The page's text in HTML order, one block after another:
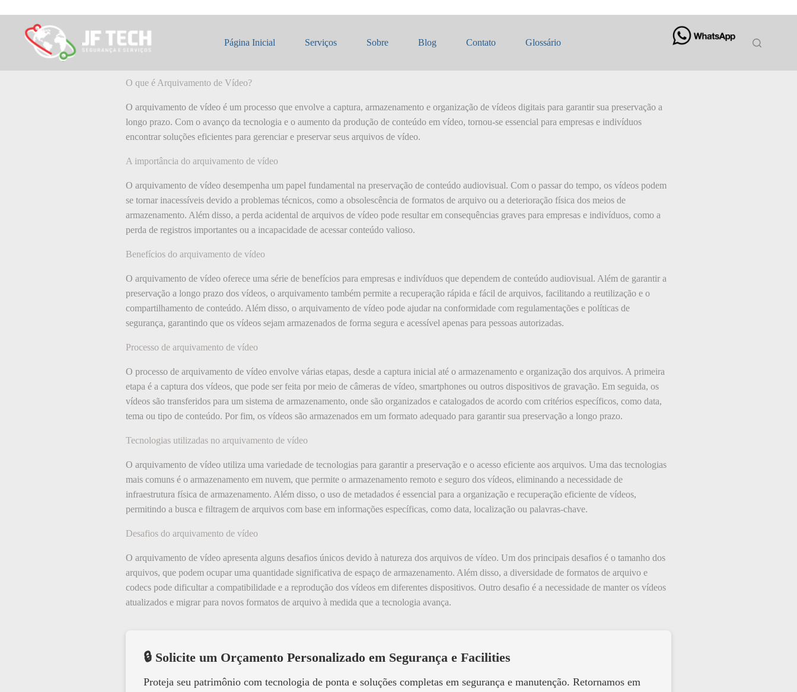
para
conteúdo
Página Inicial Serviços Sobre Blog Contato Glossário
O que é: Arquivamento de Vídeo
O que é Arquivamento de Vídeo?
O arquivamento de vídeo é um processo que envolve a captura, armazenamento e organização de vídeos digitais para garantir sua preservação a
longo prazo. Com o avanço da tecnologia e o aumento da produção de conteúdo em vídeo, tornou-se essencial para empresas e indivíduos
encontrar soluções eficientes para gerenciar e preservar seus arquivos de vídeo.
A importância do arquivamento de vídeo
O arquivamento de vídeo desempenha um papel fundamental na preservação de conteúdo audiovisual. Com o passar do tempo, os vídeos podem
se tornar inacessíveis devido a problemas técnicos, como a obsolescência de formatos de arquivo ou a deterioração física dos meios de
armazenamento. Além disso, a perda acidental de arquivos de vídeo pode resultar em consequências graves para empresas e indivíduos, como a
perda de registros importantes ou a incapacidade de acessar conteúdo valioso.
Benefícios do arquivamento de vídeo
O arquivamento de vídeo oferece uma série de benefícios para empresas e indivíduos que dependem de conteúdo audiovisual. Além de garantir a
preservação a longo prazo dos vídeos, o arquivamento também permite a recuperação rápida e fácil de arquivos, facilitando a reutilização e o
compartilhamento de conteúdo. Além disso, o arquivamento de vídeo pode ajudar na conformidade com regulamentações e políticas de
segurança, garantindo que os vídeos sejam armazenados de forma segura e acessível apenas para pessoas autorizadas.
Processo de arquivamento de vídeo
O processo de arquivamento de vídeo envolve várias etapas, desde a captura inicial até o armazenamento e organização dos arquivos. A primeira
etapa é a captura dos vídeos, que pode ser feita por meio de câmeras de vídeo, smartphones ou outros dispositivos de gravação. Em seguida, os
vídeos são transferidos para um sistema de armazenamento, onde são organizados e catalogados de acordo com critérios específicos, como data,
tema ou tipo de conteúdo. Por fim, os vídeos são armazenados em um formato adequado para garantir sua preservação a longo prazo.
Tecnologias utilizadas no arquivamento de vídeo
O arquivamento de vídeo utiliza uma variedade de tecnologias para garantir a preservação e o acesso eficiente aos arquivos. Uma das tecnologias
mais comuns é o armazenamento em nuvem, que permite o armazenamento remoto e seguro dos vídeos, eliminando a necessidade de
infraestrutura física de armazenamento. Além disso, o uso de metadados é essencial para a organização e recuperação eficiente de vídeos,
permitindo a busca e filtragem de arquivos com base em informações específicas, como data, localização ou palavras-chave.
Desafios do arquivamento de vídeo
O arquivamento de vídeo apresenta alguns desafios únicos devido à natureza dos arquivos de vídeo. Um dos principais desafios é o tamanho dos
arquivos, que podem ocupar uma quantidade significativa de espaço de armazenamento. Além disso, a diversidade de formatos de arquivo e
codecs pode dificultar a compatibilidade e a reprodução dos vídeos em diferentes dispositivos. Outro desafio é a necessidade de manter os vídeos
atualizados e migrar para novos formatos de arquivo à medida que a tecnologia avança.
🔒 Solicite um Orçamento Personalizado em Segurança e Facilities
Proteja seu patrimônio com tecnologia de ponta e soluções completas em segurança e manutenção. Retornamos em